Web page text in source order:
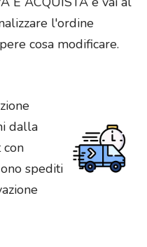
l'ordine
cosa modificare.
dalla
spediti